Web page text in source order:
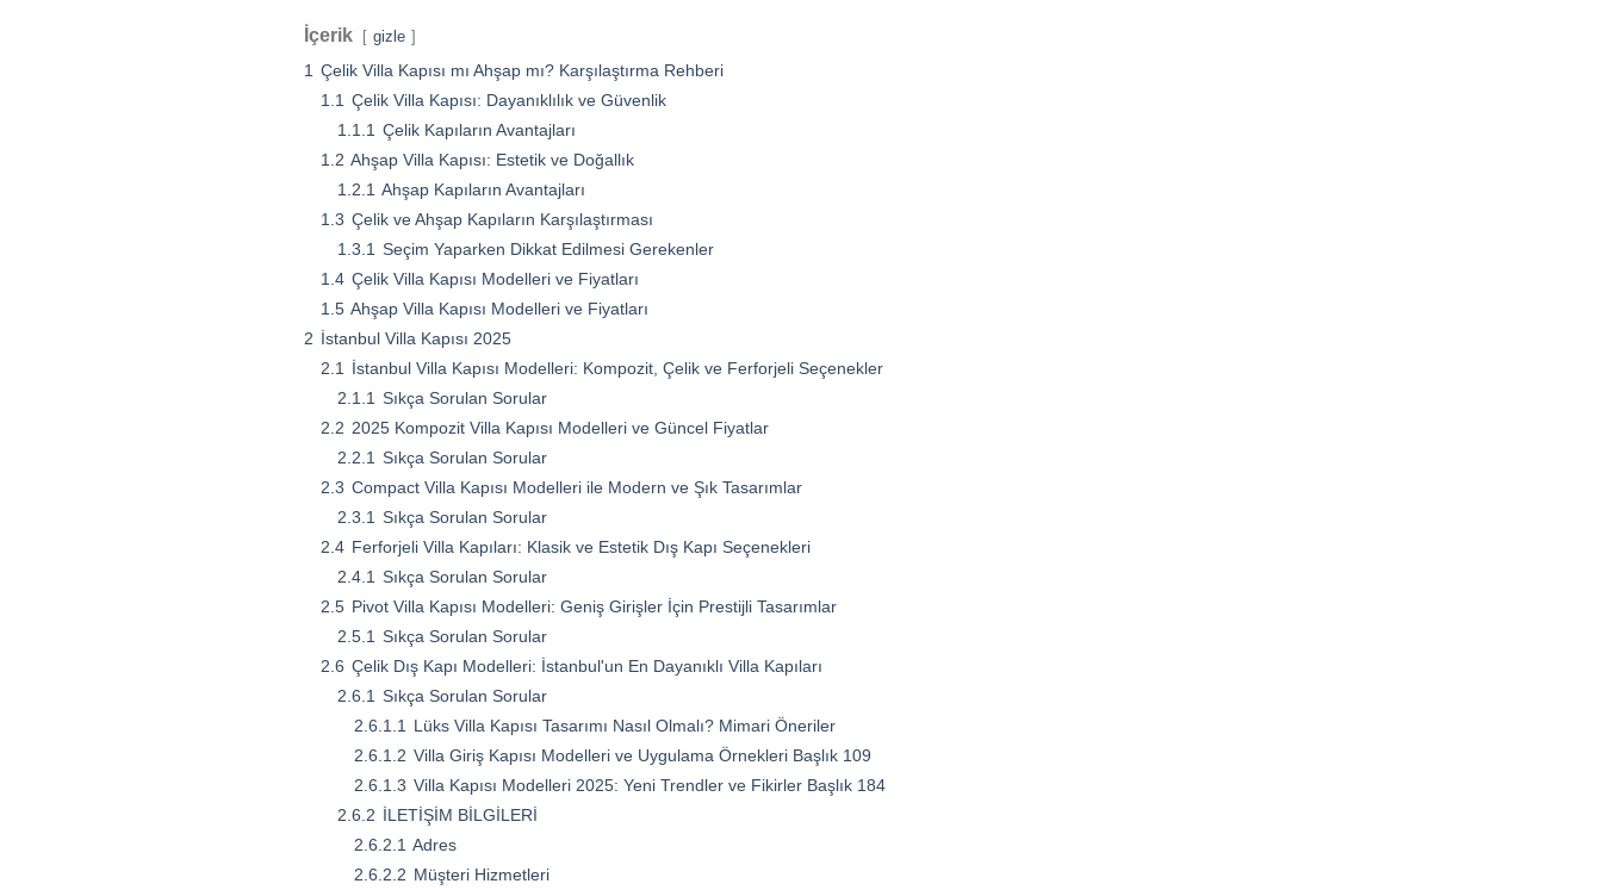
İçerik gizle
1 Çelik Villa Kapısı mı Ahşap mı? Karşılaştırma Rehberi
1.1 Çelik Villa Kapısı: Dayanıklılık ve Güvenlik
1.1.1 Çelik Kapıların Avantajları
1.2 Ahşap Villa Kapısı: Estetik ve Doğallık
1.2.1 Ahşap Kapıların Avantajları
1.3 Çelik ve Ahşap Kapıların Karşılaştırması
1.3.1 Seçim Yaparken Dikkat Edilmesi Gerekenler
1.4 Çelik Villa Kapısı Modelleri ve Fiyatları
1.5 Ahşap Villa Kapısı Modelleri ve Fiyatları
2 İstanbul Villa Kapısı 2025
2.1 İstanbul Villa Kapısı Modelleri: Kompozit, Çelik ve Ferforjeli Seçenekler
2.1.1 Sıkça Sorulan Sorular
2.2 2025 Kompozit Villa Kapısı Modelleri ve Güncel Fiyatlar
2.2.1 Sıkça Sorulan Sorular
2.3 Compact Villa Kapısı Modelleri ile Modern ve Şık Tasarımlar
2.3.1 Sıkça Sorulan Sorular
2.4 Ferforjeli Villa Kapıları: Klasik ve Estetik Dış Kapı Seçenekleri
2.4.1 Sıkça Sorulan Sorular
2.5 Pivot Villa Kapısı Modelleri: Geniş Girişler İçin Prestijli Tasarımlar
2.5.1 Sıkça Sorulan Sorular
2.6 Çelik Dış Kapı Modelleri: İstanbul'un En Dayanıklı Villa Kapıları
2.6.1 Sıkça Sorulan Sorular
2.6.1.1 Lüks Villa Kapısı Tasarımı Nasıl Olmalı? Mimari Öneriler
2.6.1.2 Villa Giriş Kapısı Modelleri ve Uygulama Örnekleri Başlık 109
2.6.1.3 Villa Kapısı Modelleri 2025: Yeni Trendler ve Fikirler Başlık 184
2.6.2 İLETİŞİM BİLGİLERİ
2.6.2.1 Adres
2.6.2.2 Müşteri Hizmetleri